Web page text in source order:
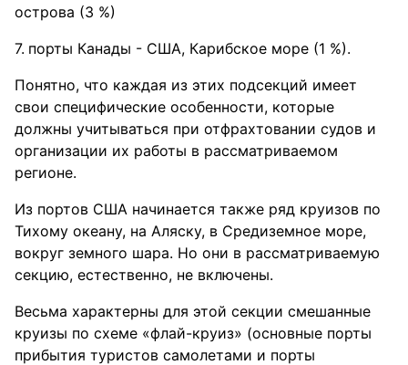
острова (3 %)
порты Канады - США, Карибское море (1 %).
Понятно, что каждая из этих подсекций имеет
свои специфические особенности, которые
должны учитываться при отфрахтовании судов и
организации их работы в рассматриваемом
регионе.
Из портов США начинается также ряд круизов по
Тихому океану, на Аляску, в Средиземное море,
вокруг земного шара. Но они в рассматриваемую
секцию, естественно, не включены.
Весьма характерны для этой секции смешанные
круизы по схеме «флай-круиз» (основные порты
прибытия туристов самолетами и порты